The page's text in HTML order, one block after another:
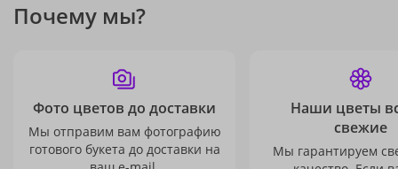
Почему мы?
Фото цветов до доставки
Мы отправим вам фотографию
готового букета до доставки на
Наши цветы
свежие
Мы гарантируем